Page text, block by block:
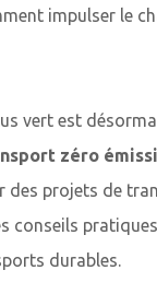
impulser le
vert est
zéro
projets de
conseils
durables.